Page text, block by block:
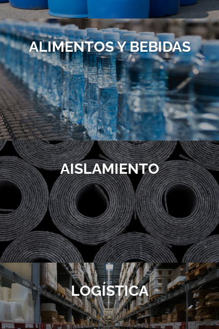
ALIMENTOS Y BEBIDAS
AISLAMIENTO
LOGÍSTICA